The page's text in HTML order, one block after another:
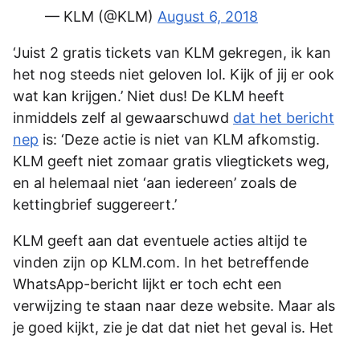
— KLM (@KLM) August 6, 2018
‘Juist 2 gratis tickets van KLM gekregen, ik kan
het nog steeds niet geloven lol. Kijk of jij er ook
wat kan krijgen.’ Niet dus! De KLM heeft
inmiddels zelf al gewaarschuwd dat het bericht
nep is: ‘Deze actie is niet van KLM afkomstig.
KLM geeft niet zomaar gratis vliegtickets weg,
en al helemaal niet ‘aan iedereen’ zoals de
kettingbrief suggereert.’
KLM geeft aan dat eventuele acties altijd te
vinden zijn op KLM.com. In het betreffende
WhatsApp-bericht lijkt er toch echt een
verwijzing te staan naar deze website. Maar als
je goed kijkt, zie je dat dat niet het geval is. Het